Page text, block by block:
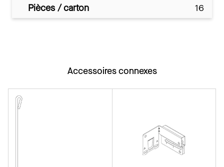
Pièces / carton 16
Accessoires connexes